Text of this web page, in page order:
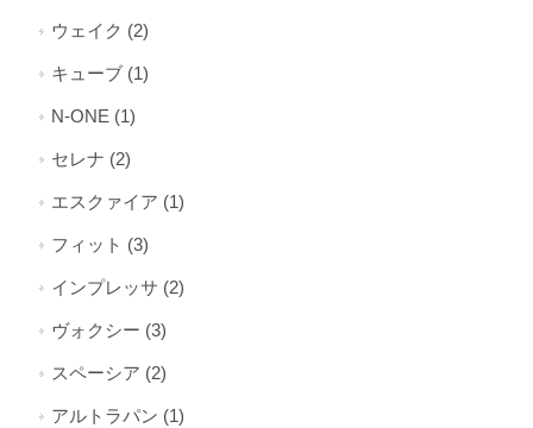
ウェイク (2)
キューブ (1)
N-ONE (1)
セレナ (2)
エスクァイア (1)
フィット (3)
インプレッサ (2)
ヴォクシー (3)
スペーシア (2)
アルトラパン (1)